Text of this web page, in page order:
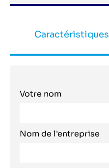
Caractéristiques
Votre nom
Nom de l'entreprise